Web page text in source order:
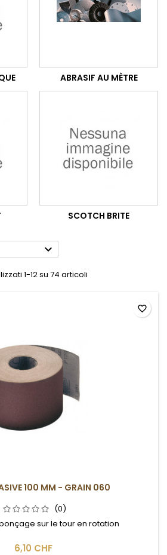
ABRASIF AU MÈTRE
SCOTCH BRITE

1-12 su 74 articoli
100 MM - GRAIN 060
(0)
sur le tour en rotation
6,10 CHF
favorite_border